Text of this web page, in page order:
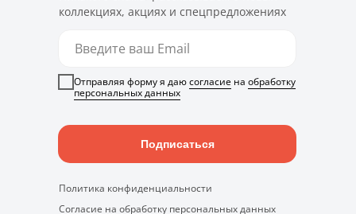
Политика конфиденциальности
Согласие на обработку персональных данных
Отправляя форму я даюсогласие на обработку
персональных данных
Подписаться
коллекциях, акциях и спецпредложениях